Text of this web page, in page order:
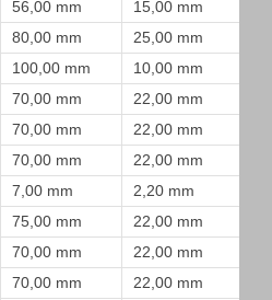
56,00 mm
15,00 mm
80,00 mm
25,00 mm
100,00 mm
10,00 mm
70,00 mm
22,00 mm
70,00 mm
22,00 mm
70,00 mm
22,00 mm
7,00 mm
2,20 mm
75,00 mm
22,00 mm
70,00 mm
22,00 mm
70,00 mm
22,00 mm